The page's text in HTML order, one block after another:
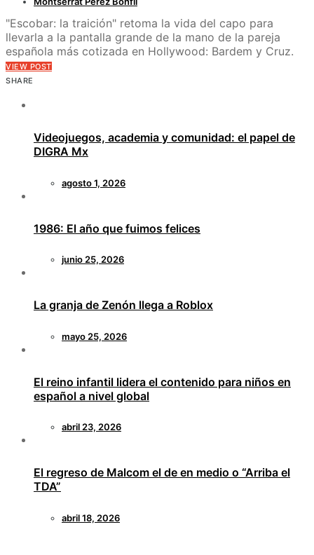
"Escobar: la traición" retoma la vida del capo para
llevarla a la pantalla grande de la mano de la pareja
española más cotizada en Hollywood: Bardem y Cruz.
VIEW POST
SHARE
Videojuegos, academia y comunidad: el papel de
DIGRA Mx
agosto 1, 2026
1986: El año que fuimos felices
junio 25, 2026
La granja de Zenón llega a Roblox
mayo 25, 2026
El reino infantil lidera el contenido para niños en
español a nivel global
abril 23, 2026
El regreso de Malcom el de en medio o “Arriba el
TDA”
abril 18, 2026